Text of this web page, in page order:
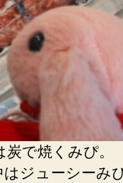
で焼くみぴ。
ジューシーみ